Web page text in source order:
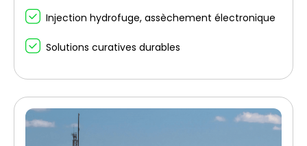
Injection hydrofuge, assèchement électronique
Solutions curatives durables